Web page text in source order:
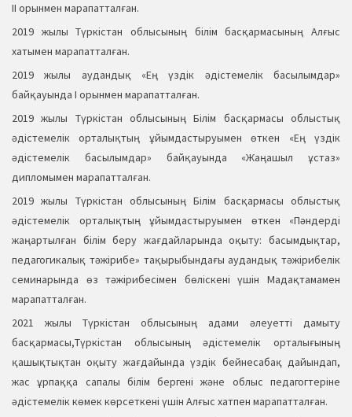
ІІ орынмен марапатталған.
2019 жылы Түркістан облысының білім басқармасының Алғыс
хатымен марапатталған.
2019 жылы аудандық «Ең үздік әдістемелік басылымдар»
байқауында І орынмен марапатталған.
2019 жылы Түркістан облысының Білім басқармасы облыстық
әдістемелік орталықтың ұйымдастыруымен өткен «Ең үздік
әдістемелік басылымдар» байқауында «Жаңашыл ұстаз»
дипломымен марапатталған.
2019 жылы Түркістан облысының Білім басқармасы облыстық
әдістемелік орталықтың ұйымдастыруымен өткен «Пәндерді
жаңартылған білім беру жағдайларында оқыту: басымдықтар,
педагогикалық тәжірибе» тақырыбындағы аудандық тәжірибелік
семинарында өз тәжірибесімен бөліскені үшін Мадақтамамен
марапатталған.
2021 жылы Түркістан облысының адами әлеуетті дамыту
басқармасы,Түркістан облысының әдістемелік орталығының
қашықтықтан оқыту жағдайында үздік бейнесабақ дайындап,
жас ұрпаққа сапалы білім бергені және облыс педагогтеріне
әдістемелік көмек көрсеткені үшін Алғыс хатпен марапатталған.